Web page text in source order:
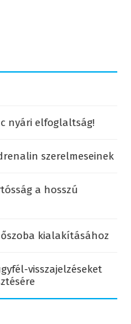
nyári elfoglaltság!
szerelmeseinek
a hosszú
kialakításához
visszajelzéseket